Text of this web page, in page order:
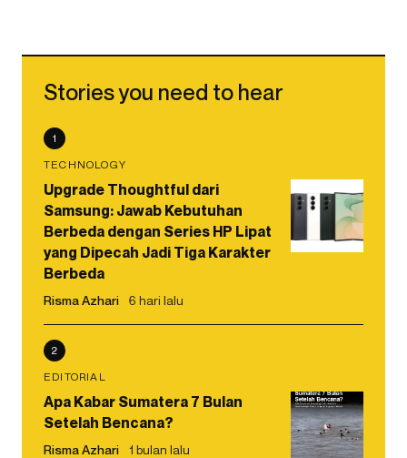
Stories you need to hear
1
TECHNOLOGY
Upgrade Thoughtful dari
Samsung: Jawab Kebutuhan
Berbeda dengan Series HP Lipat
yang Dipecah Jadi Tiga Karakter
Berbeda
Risma Azhari 6 hari lalu
2
EDITORIAL
Apa Kabar Sumatera 7 Bulan
Setelah Bencana?
Risma Azhari 1 bulan lalu